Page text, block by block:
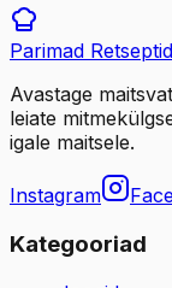
Parimad Retseptid
Avastage
leiate
igale maitsele.
Instagram
Kategooriad